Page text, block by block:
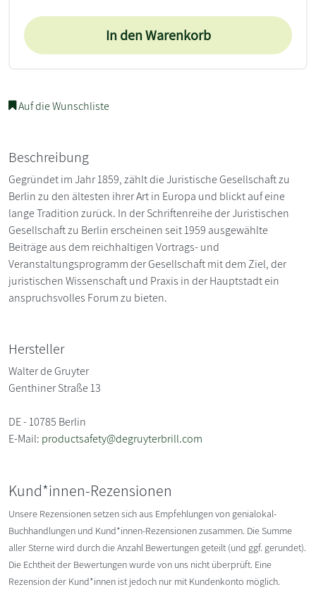
In den Warenkorb
Auf die Wunschliste
Beschreibung
Gegründet im Jahr 1859, zählt die Juristische Gesellschaft zu
Berlin zu den ältesten ihrer Art in Europa und blickt auf eine
lange Tradition zurück. In der Schriftenreihe der Juristischen
Gesellschaft zu Berlin erscheinen seit 1959 ausgewählte
Beiträge aus dem reichhaltigen Vortrags- und
Veranstaltungsprogramm der Gesellschaft mit dem Ziel, der
juristischen Wissenschaft und Praxis in der Hauptstadt ein
anspruchsvolles Forum zu bieten.
Hersteller
Walter de Gruyter
Genthiner Straße 13
DE - 10785 Berlin
E-Mail: productsafety@degruyterbrill.com
Kund*innen-Rezensionen
Unsere Rezensionen setzen sich aus Empfehlungen von genialokal-
Buchhandlungen und Kund*innen-Rezensionen zusammen. Die Summe
aller Sterne wird durch die Anzahl Bewertungen geteilt (und ggf. gerundet).
Die Echtheit der Bewertungen wurde von uns nicht überprüft. Eine
Rezension der Kund*innen ist jedoch nur mit Kundenkonto möglich.